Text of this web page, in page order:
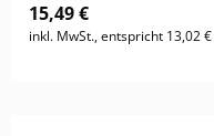
15,49 €
inkl. MwSt., entspricht 13,02